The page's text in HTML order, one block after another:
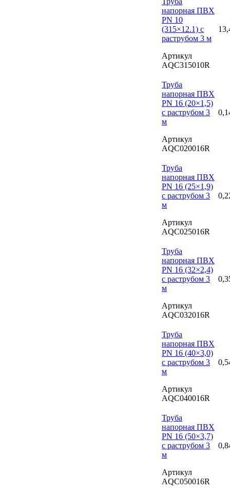
напорная ПВХ
PN 10
(315×12.1) с
раструбом 3 м
Артикул
AQC315010R
Труба
напорная ПВХ
PN 16 (20×1,5)
с раструбом 3
м
Артикул
AQC020016R
Труба
напорная ПВХ
PN 16 (25×1,9)
с раструбом 3
м
Артикул
AQC025016R
Труба
напорная ПВХ
PN 16 (32×2,4)
с раструбом 3
м
Артикул
AQC032016R
Труба
напорная ПВХ
PN 16 (40×3,0)
с раструбом 3
м
Артикул
AQC040016R
Труба
напорная ПВХ
PN 16 (50×3,7)
с раструбом 3
м
Артикул
AQC050016R